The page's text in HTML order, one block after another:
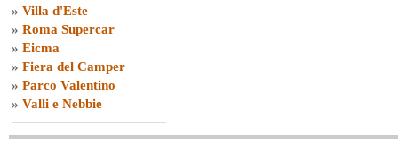
» Villa d'Este
» Roma Supercar
» Eicma
» Fiera del Camper
» Parco Valentino
» Valli e Nebbie